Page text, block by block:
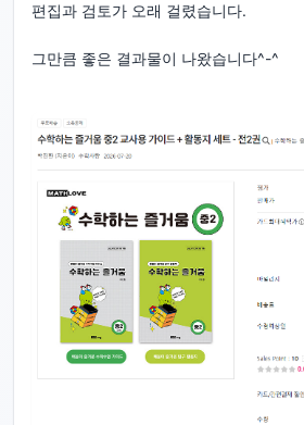
편집과 검토가 오래 걸렸습니다.
그만큼 좋은 결과물이 나왔습니다^-^